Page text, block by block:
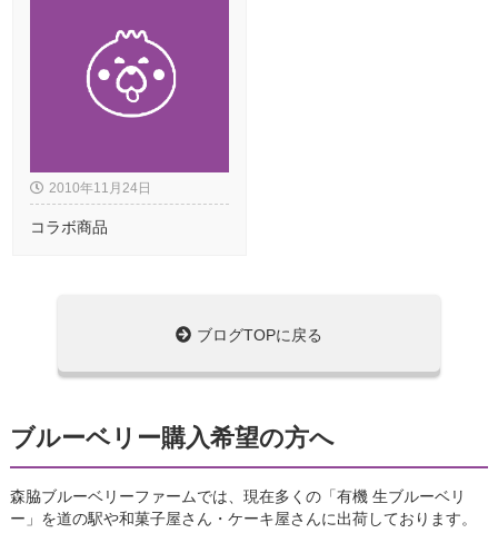
2010年11月24日
コラボ商品
ブログTOPに戻る
ブルーベリー購入希望の方へ
森脇ブルーベリーファームでは、現在多くの「有機 生ブルーベリ
ー」を道の駅や和菓子屋さん・ケーキ屋さんに出荷しております。